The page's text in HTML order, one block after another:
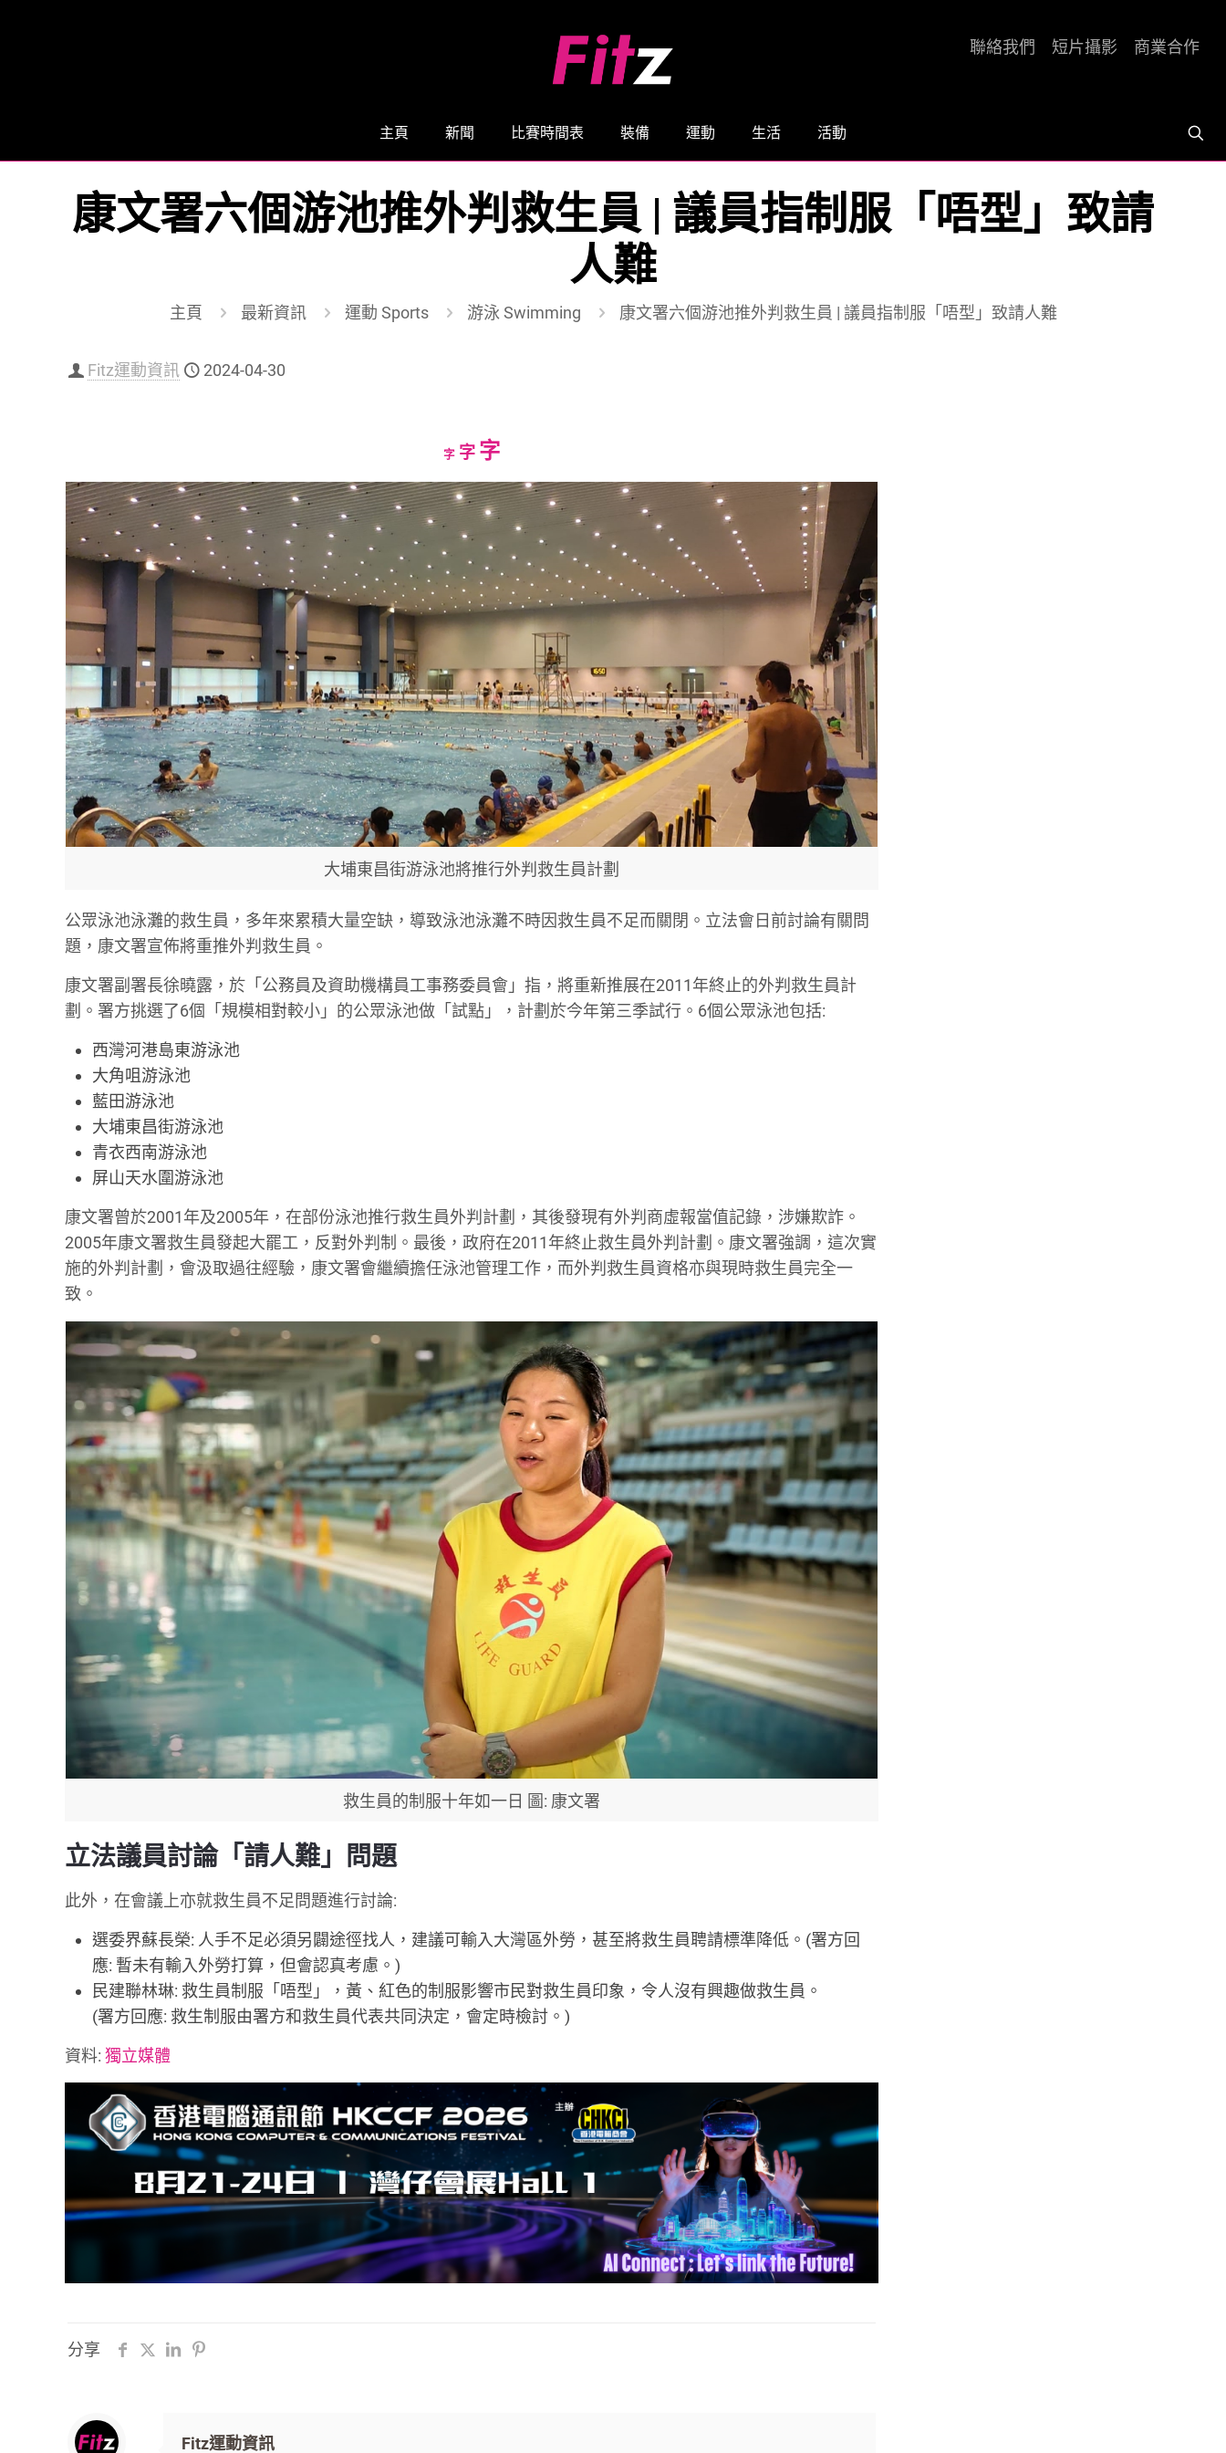
主頁 新聞 比賽時間表 裝備 運動 生活 活動
聯絡我們 短片攝影 商業合作
康文署六個游池推外判救生員 | 議員指制服「唔型」致請
人難
主頁 最新資訊 運動 Sports 游泳 Swimming 康文署六個游池推外判救生員 | 議員指制服「唔型」致請人難
Fitz運動資訊 2024-04-30
字Decrease
size.
字Reset
size.
字Increase
font
size.
大埔東昌街游泳池將推行外判救生員計劃
公眾泳池泳灘的救生員，多年來累積大量空缺，導致泳池泳灘不時因救生員不足而關閉。立法會日前討論有關問
題，康文署宣佈將重推外判救生員。
康文署副署長徐曉露，於「公務員及資助機構員工事務委員會」指，將重新推展在2011年終止的外判救生員計
劃。署方挑選了6個「規模相對較小」的公眾泳池做「試點」，計劃於今年第三季試行。6個公眾泳池包括:
西灣河港島東游泳池
大角咀游泳池
藍田游泳池
大埔東昌街游泳池
青衣西南游泳池
屏山天水圍游泳池
康文署曾於2001年及2005年，在部份泳池推行救生員外判計劃，其後發現有外判商虛報當值記錄，涉嫌欺詐。
2005年康文署救生員發起大罷工，反對外判制。最後，政府在2011年終止救生員外判計劃。康文署強調，這次實
施的外判計劃，會汲取過往經驗，康文署會繼續擔任泳池管理工作，而外判救生員資格亦與現時救生員完全一
致。
救生員的制服十年如一日 圖: 康文署
立法議員討論「請人難」問題
此外，在會議上亦就救生員不足問題進行討論:
選委界蘇長榮: 人手不足必須另闢途徑找人，建議可輸入大灣區外勞，甚至將救生員聘請標準降低。(署方回
應: 暫未有輸入外勞打算，但會認真考慮。)
民建聯林琳: 救生員制服「唔型」，黃、紅色的制服影響市民對救生員印象，令人沒有興趣做救生員。
(署方回應: 救生制服由署方和救生員代表共同決定，會定時檢討。)
資料:獨立媒體
分享
Fitz運動資訊